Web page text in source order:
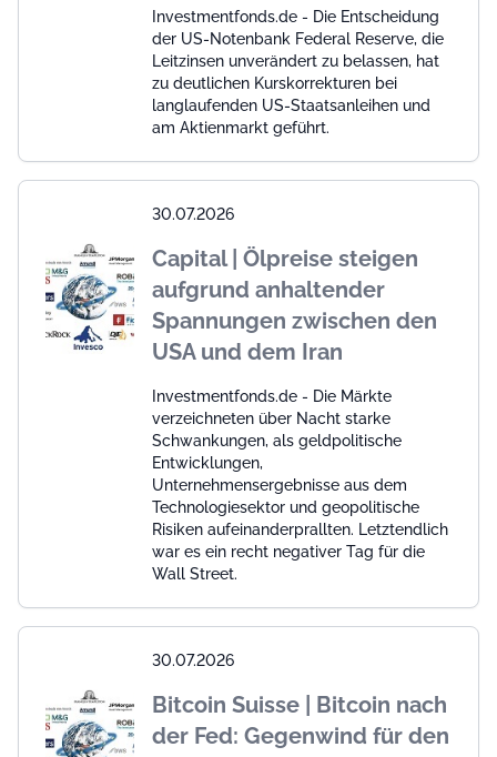
Investmentfonds.de - Die Entscheidung
der US-Notenbank Federal Reserve, die
Leitzinsen unverändert zu belassen, hat
zu deutlichen Kurskorrekturen bei
langlaufenden US-Staatsanleihen und
am Aktienmarkt geführt.
30.07.2026
Capital | Ölpreise steigen
aufgrund anhaltender
Spannungen zwischen den
USA und dem Iran
Investmentfonds.de - Die Märkte
verzeichneten über Nacht starke
Schwankungen, als geldpolitische
Entwicklungen,
Unternehmensergebnisse aus dem
Technologiesektor und geopolitische
Risiken aufeinanderprallten. Letztendlich
war es ein recht negativer Tag für die
Wall Street.
30.07.2026
Bitcoin Suisse | Bitcoin nach
der Fed: Gegenwind für den